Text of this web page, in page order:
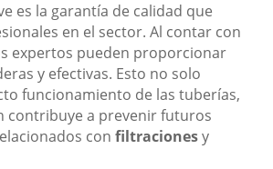
es la garantía de calidad que
en el sector. Al contar con
expertos pueden proporcionar
y efectivas. Esto no solo
funcionamiento de las tuberías,
contribuye a prevenir futuros
confiltracionesy